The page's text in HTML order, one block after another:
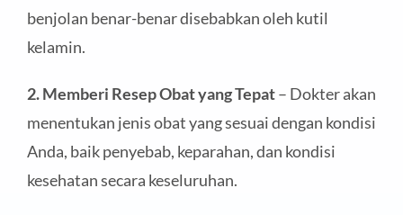
benjolan benar-benar disebabkan oleh kutil
kelamin.
2. Memberi Resep Obat yang Tepat– Dokter akan
menentukan jenis obat yang sesuai dengan kondisi
Anda, baik penyebab, keparahan, dan kondisi
kesehatan secara keseluruhan.